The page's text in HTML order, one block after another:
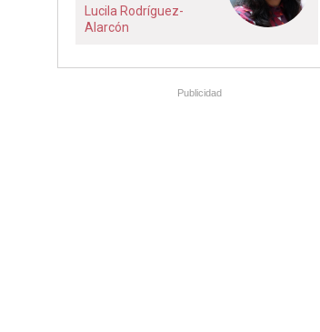
Lucila Rodríguez-
Alarcón
Publicidad